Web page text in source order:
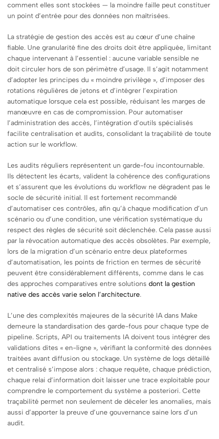
comment elles sont stockées — la moindre faille peut constituer
un point d’entrée pour des données non maîtrisées.
La stratégie de gestion des accès est au cœur d’une chaîne
fiable. Une granularité fine des droits doit être appliquée, limitant
chaque intervenant à l’essentiel : aucune variable sensible ne
doit circuler hors de son périmètre d’usage. Il s’agit notamment
d’adopter les principes du « moindre privilège », d’imposer des
rotations régulières de jetons et d’intégrer l’expiration
automatique lorsque cela est possible, réduisant les marges de
manœuvre en cas de compromission. Pour automatiser
l’administration des accès, l’intégration d’outils spécialisés
facilite centralisation et audits, consolidant la traçabilité de toute
action sur le workflow.
Les audits réguliers représentent un garde-fou incontournable.
Ils détectent les écarts, valident la cohérence des configurations
et s’assurent que les évolutions du workflow ne dégradent pas le
socle de sécurité initial. Il est fortement recommandé
d’automatiser ces contrôles, afin qu’à chaque modification d’un
scénario ou d’une condition, une vérification systématique du
respect des règles de sécurité soit déclenchée. Cela passe aussi
par la révocation automatique des accès obsolètes. Par exemple,
lors de la migration d’un scénario entre deux plateformes
d’automatisation, les points de friction en termes de sécurité
peuvent être considérablement différents, comme dans le cas
des approches comparatives entre solutions dont la gestion
native des accès varie selon l’architecture.
L’une des complexités majeures de la sécurité IA dans Make
demeure la standardisation des garde-fous pour chaque type de
pipeline. Scripts, API ou traitements IA doivent tous intégrer des
validations dites « en-ligne », vérifiant la conformité des données
traitées avant diffusion ou stockage. Un système de logs détaillé
et centralisé s’impose alors : chaque requête, chaque prédiction,
chaque relai d’information doit laisser une trace exploitable pour
comprendre le comportement du système a posteriori. Cette
traçabilité permet non seulement de déceler les anomalies, mais
aussi d’apporter la preuve d’une gouvernance saine lors d’un
audit.